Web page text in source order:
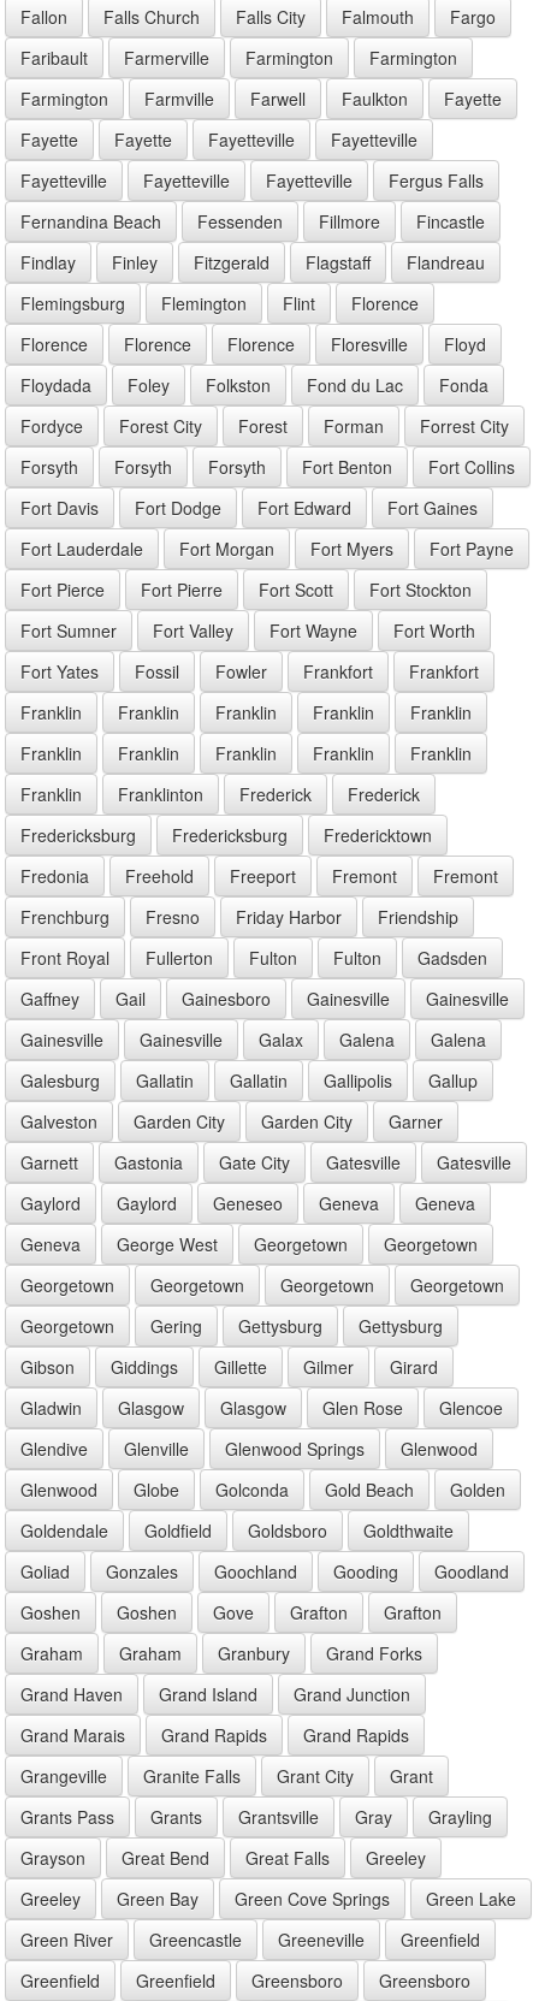
Fallon Falls Church Falls City Falmouth
Fargo
Faribault
Farmerville Farmington
Farmington
Farmington
Farmville Farwell Faulkton
Fayette
Fayette
Fayette Fayetteville
Fayetteville
Fayetteville
Fayetteville Fayetteville
Fergus Falls
Fernandina Beach
Fessenden Fillmore
Fincastle
Findlay
Finley Fitzgerald Flagstaff
Flandreau
Flemingsburg
Flemington Flint
Florence
Florence
Florence Florence Floresville
Floyd
Floydada
Foley Folkston Fond du Lac
Fonda
Fordyce
Forest City Forest Forman
Forrest City
Forsyth
Forsyth Forsyth Fort Benton
Fort Collins
Fort Davis
Fort Dodge Fort Edward
Fort Gaines
Fort Lauderdale
Fort Morgan Fort Myers
Fort Payne
Fort Pierce
Fort Pierre Fort Scott
Fort Stockton
Fort Sumner
Fort Valley Fort Wayne
Fort Worth
Fort Yates
Fossil Fowler Frankfort
Frankfort
Franklin
Franklin Franklin Franklin
Franklin
Franklin
Franklin Franklin Franklin
Franklin
Franklin
Franklinton Frederick
Frederick
Fredericksburg
Fredericksburg
Fredericktown
Fredonia
Freehold Freeport Fremont
Fremont
Frenchburg
Fresno Friday Harbor
Friendship
Front Royal
Fullerton Fulton Fulton
Gadsden
Gaffney
Gail Gainesboro Gainesville
Gainesville
Gainesville
Gainesville Galax Galena
Galena
Galesburg
Gallatin Gallatin Gallipolis
Gallup
Galveston
Garden City Garden City
Garner
Garnett
Gastonia Gate City Gatesville
Gatesville
Gaylord
Gaylord Geneseo Geneva
Geneva
Geneva
George West Georgetown
Georgetown
Georgetown
Georgetown Georgetown
Georgetown
Georgetown
Gering Gettysburg
Gettysburg
Gibson
Giddings Gillette Gilmer
Girard
Gladwin
Glasgow Glasgow Glen Rose
Glencoe
Glendive
Glenville Glenwood Springs
Glenwood
Glenwood
Globe Golconda Gold Beach
Golden
Goldendale
Goldfield Goldsboro
Goldthwaite
Goliad
Gonzales Goochland Gooding
Goodland
Goshen
Goshen Gove Grafton
Grafton
Graham
Graham Granbury
Grand Forks
Grand Haven
Grand Island
Grand Junction
Grand Marais
Grand Rapids
Grand Rapids
Grangeville
Granite Falls Grant City
Grant
Grants Pass
Grants Grantsville Gray
Grayling
Grayson
Great Bend Great Falls
Greeley
Greeley
Green Bay Green Cove Springs
Green Lake
Green River
Greencastle Greeneville
Greenfield
Greenfield
Greenfield Greensboro
Greensboro